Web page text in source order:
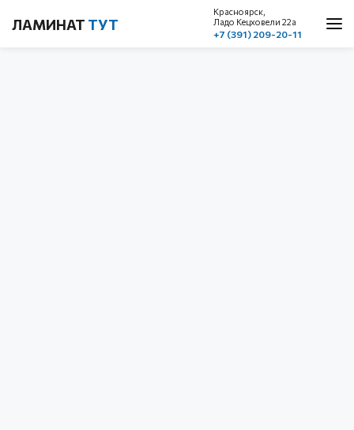
ЛАМИНАТ ТУТ
Красноярск,
Ладо Кецховели 22a
+7 (391) 209-20-11